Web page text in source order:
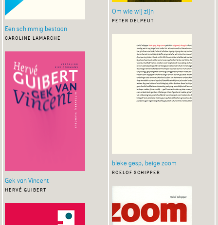
Een schimmig bestaan
caroline lamarche
Gek van Vincent
hervé guibert
Om wie wij zijn
peter delpeut
bleke gesp, beige zoom
roelof schipper